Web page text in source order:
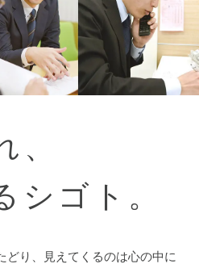
、
シゴト。
どり、見えてくるのは心の中に